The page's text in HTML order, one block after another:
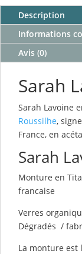
Description
Informations
Avis (0)
Sarah
Sarah Lavoine
Roussilhe,
France, en
Sarah
Monture en
francaise
Verres
Dégradés /
La monture est